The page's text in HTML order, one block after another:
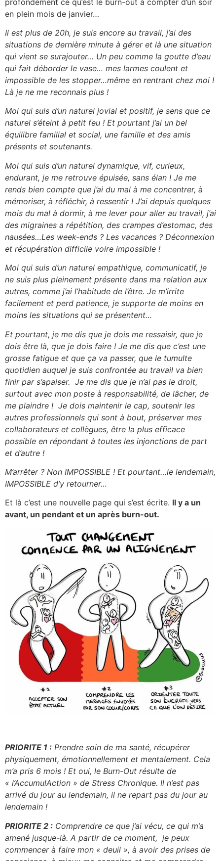
en plein mois de janvier…
Il est plus de 20h, je suis encore au travail, j’ai des
situations de dernière minute à gérer et là une situation
qui vient se surajouter… Un peu comme la goutte d’eau
qui fait déborder le vase… mes larmes coulent et
impossible de les stopper…même en rentrant chez moi !
Là je ne me reconnais plus !
Moi qui suis d’un naturel jovial et positif, je sens que ce
naturel s’éteint à petit feu ! Et pourtant j’ai un bel
équilibre familial et social, une famille et des amis
présents et soutenants.
Moi qui suis d’un naturel dynamique, vif, curieux,
endurant, je me retrouve épuisée, sans élan ! Je me
rends bien compte que j’ai du mal à me concentrer, à
mémoriser, à réfléchir, à ressentir ! J’ai depuis quelques
mois du mal à dormir, à me lever pour aller au travail, j’ai
des migraines a répétition, des crampes d’estomac, des
nausées…Les week-ends ? Les vacances ? Déconnexion
et récupération difficile voire impossible !
Moi qui suis d’un naturel empathique, communicatif, je
ne suis plus pleinement présente dans ma relation aux
autres, comme j’ai l’habitude de l’être. Je m’irrite
facilement et perd patience, je supporte de moins en
moins les situations qui se présentent…
Et pourtant, je me dis que je dois me ressaisir, que je
dois être là, que je dois faire ! Je me dis que c’est une
grosse fatigue et que ça va passer, que le tumulte
quotidien auquel je suis confrontée au travail va bien
finir par s’apaiser. Je me dis que je n’ai pas le droit,
surtout avec mon poste à responsabilité, de lâcher, de
me plaindre ! Je dois maintenir le cap, soutenir les
autres professionnels qui sont à bout, préserver mes
collaborateurs et collègues, être la plus efficace
possible en répondant à toutes les injonctions de part
et d’autre !
M’arrêter ? Non IMPOSSIBLE ! Et pourtant…le lendemain,
IMPOSSIBLE d’y retourner…
Et là c’est une nouvelle page qui s’est écrite. Il y a un
avant, un pendant et un après burn-out.
PRIORITE 1 : Prendre soin de ma santé, récupérer
physiquement, émotionnellement et mentalement. Cela
m’a pris 6 mois ! Et oui, le Burn-Out résulte de
« l’AccumulAction » de Stress Chronique. Il n’est pas
arrivé du jour au lendemain, il ne repart pas du jour au
lendemain !
PRIORITE 2 : Comprendre ce que j’ai vécu, ce qui m’a
amené jusque-là. A partir de ce moment, je peux
commencer à faire mon « deuil », à avoir des prises de